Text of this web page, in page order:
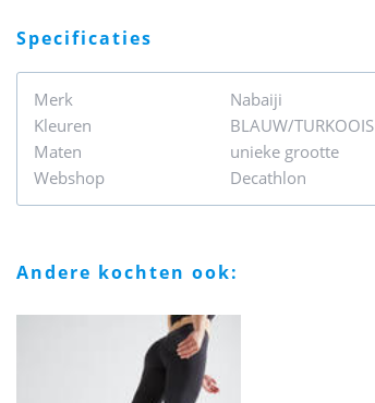
specificaties
Merk
Nabaiji
Kleuren
BLAUW/TURKOOIS
Maten
unieke grootte
Webshop
Decathlon
andere kochten ook: